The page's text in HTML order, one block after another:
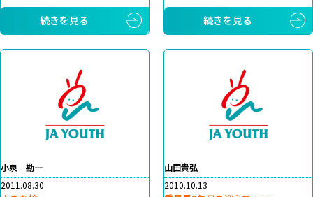
続きを見る
続きを見る
小泉 勘一
2011.08.30
山田貴弘
2010.10.13